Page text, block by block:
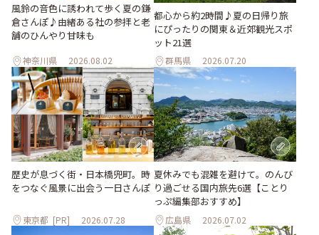
風鈴の音色に誘われて歩く夏の鎌
倉さんぽ♪由緒ある社の参拝と老
舗のひんやり甘味も
神奈川県 2026.08.02
都心から約2時間♪夏の日帰り旅
にぴったりの関東＆近郊観光スポ
ット21選
群馬県 2026.07.20
歴史が息づく街・日本橋兜町。時
をつなぐ風景に出会う一日さんぽ
東京都 [PR] 2026.07.28
夏休みでも混雑を避けて。のんび
り過ごせる国内旅先6選【ことり
っぷ編集部おすすめ】
広島県 2026.07.02